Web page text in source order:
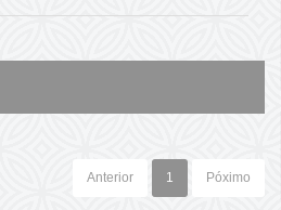
Anterior 1 Póximo